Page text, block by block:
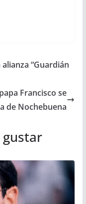
“Guardián
Francisco se
de Nochebuena